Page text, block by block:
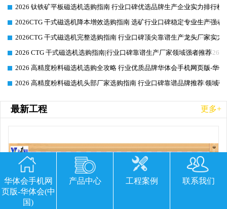
2026-06-26
2026 钛铁矿平板磁选机选购指南 行业口碑优选品牌生产企业实力排行榜
2026-06-26
2026CTG 干式磁选机降本增效选购指南 选矿行业口碑稳定专业生产强者
2026-06-26
2026CTG 干式磁选机完整选购指南 行业口碑顶尖靠谱生产龙头厂家实力
2026-06-26
2026 CTG 干式磁选机选购指南|行业口碑靠谱生产厂家领域强者推荐
2026-06-26
2026 高精度粉料磁选机选购全攻略 行业优质品牌华体会手机网页版-华
2026-06-26
2026 高精度粉料磁选机头部厂家选购指南 行业口碑靠谱品牌推荐 领域
最新工程 更多+
华体会手机网
页版-华体会(中
国)
产品中心 工程案例 联系我们